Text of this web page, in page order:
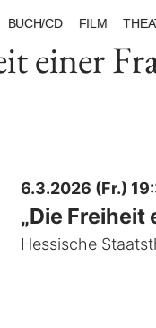
BUCH/CD FILM
einer
6.3.2026 (Fr.)
„Die Freiheit
Hessische